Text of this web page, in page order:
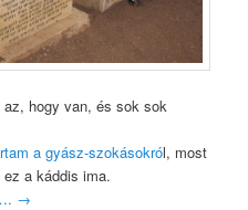
hogy van, és sok sok
a gyász-szokásokról, most
a káddis ima.
→